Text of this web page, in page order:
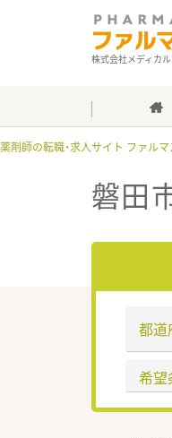
株式会社メディカ
薬剤師の転職・求人サイト ファル
磐田
都道
希望